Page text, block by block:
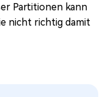
Partitionen kann
nicht richtig damit